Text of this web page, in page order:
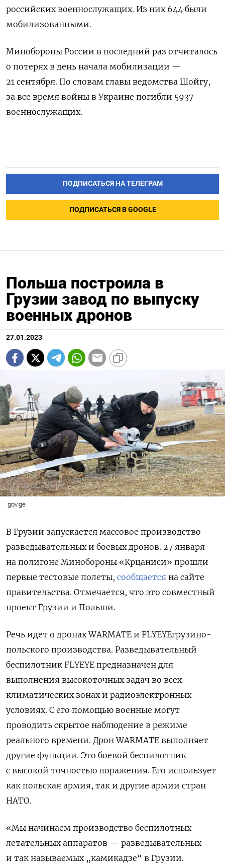
российских военнослужащих. Из них 644 были
мобилизованными.
Минобороны России в последний раз отчиталось
о потерях в день начала мобилизации —
21 сентября. По словам главы ведомства Шойгу,
за все время войны в Украине погибли 5937
военнослужащих.
ПОДПИСАТЬСЯ НА ТЕЛЕГРАМ
ПОДПИСАТЬСЯ В GOOGLE
Польша построила в
Грузии завод по выпуску
военных дронов
27.01.2023
gov.ge
В Грузии запускается массовое производство
разведывательных и боевых дронов. 27 января
на полигоне Минобороны «Крцаниси» прошли
первые тестовые полеты, сообщается на сайте
правительства. Отмечается, что это совместный
проект Грузии и Польши.
Речь идет о дронах WARMATE и FLYEYEгрузино-
польского производства. Разведывательный
беспилотник FLYEYE предназначен для
выполнения высокоточных задач во всех
климатических зонах и радиоэлектронных
условиях. С его помощью военные могут
проводить скрытое наблюдение в режиме
реального времени. Дрон WARMATE выполняет
другие функции. Это боевой беспилотник
с высокой точностью поражения. Его использует
как польская армия, так и другие армии стран
НАТО.
«Мы начинаем производство беспилотных
летательных аппаратов — разведывательных
и так называемых „камикадзе“ в Грузии.